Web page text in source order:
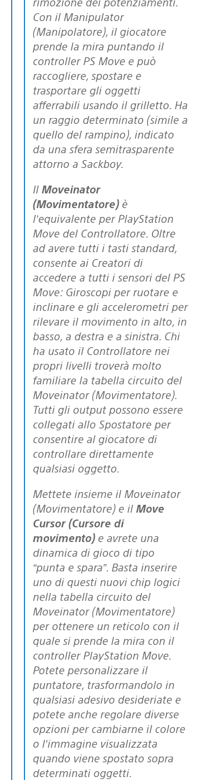
Con il Manipulator
(Manipolatore), il giocatore
prende la mira puntando il
controller PS Move e può
raccogliere, spostare e
trasportare gli oggetti
afferrabili usando il grilletto. Ha
un raggio determinato (simile a
quello del rampino), indicato
da una sfera semitrasparente
attorno a Sackboy.
Il Moveinator
(Movimentatore)è
l’equivalente per PlayStation
Move del Controllatore. Oltre
ad avere tutti i tasti standard,
consente ai Creatori di
accedere a tutti i sensori del PS
Move: Giroscopi per ruotare e
inclinare e gli accelerometri per
rilevare il movimento in alto, in
basso, a destra e a sinistra. Chi
ha usato il Controllatore nei
propri livelli troverà molto
familiare la tabella circuito del
Moveinator (Movimentatore).
Tutti gli output possono essere
collegati allo Spostatore per
consentire al giocatore di
controllare direttamente
qualsiasi oggetto.
Mettete insieme il Moveinator
(Movimentatore) e il Move
Cursor (Cursore di
movimento)e avrete una
dinamica di gioco di tipo
“punta e spara”. Basta inserire
uno di questi nuovi chip logici
nella tabella circuito del
Moveinator (Movimentatore)
per ottenere un reticolo con il
quale si prende la mira con il
controller PlayStation Move.
Potete personalizzare il
puntatore, trasformandolo in
qualsiasi adesivo desideriate e
potete anche regolare diverse
opzioni per cambiarne il colore
o l’immagine visualizzata
quando viene spostato sopra
determinati oggetti.